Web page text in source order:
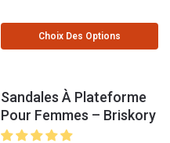
Choix Des Options
Sandales À Plateforme
Pour Femmes – Briskory